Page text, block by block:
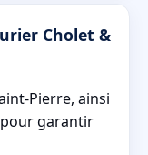
Cholet &
Pierre, ainsi
garantir